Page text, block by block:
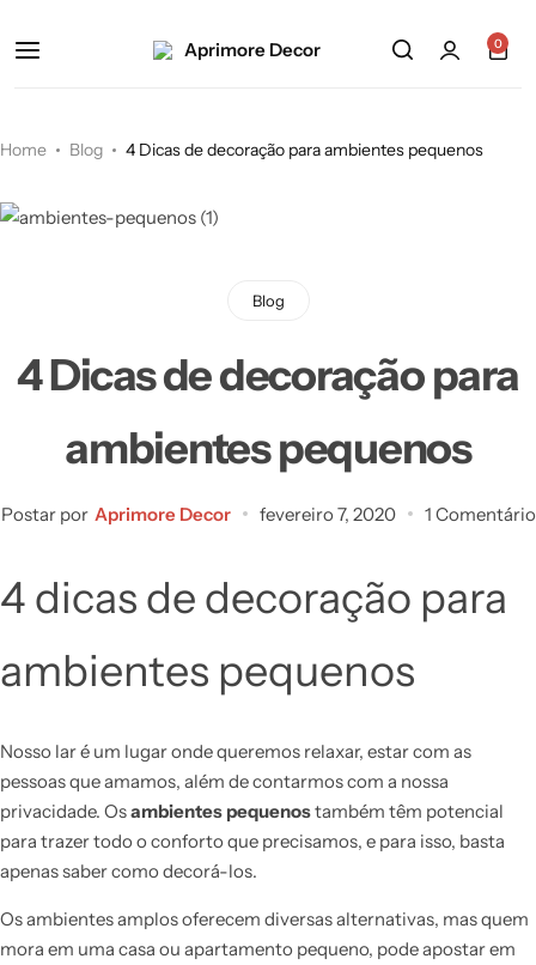
0
Home Blog 4 Dicas de decoração para ambientes pequenos
Blog
4 Dicas de decoração para
ambientes pequenos
Postar por Aprimore Decor fevereiro 7, 2020 1 Comentário
4 dicas de decoração para
ambientes pequenos
Nosso lar é um lugar onde queremos relaxar, estar com as
pessoas que amamos, além de contarmos com a nossa
privacidade. Osambientes pequenostambém têm potencial
para trazer todo o conforto que precisamos, e para isso, basta
apenas saber como decorá-los.
Os ambientes amplos oferecem diversas alternativas, mas quem
mora em uma casa ou apartamento pequeno, pode apostar em